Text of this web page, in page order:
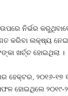
ନିର୍ଭର
କରିବା ଲକ୍ଷ୍ୟ
ଖର୍ଚ୍ଚ ହୋଇଥିଲା ।
ହେକ୍ଟର, ୨୦୧୬-
ହୋଇଥିଲେ ୨୦୧୯-